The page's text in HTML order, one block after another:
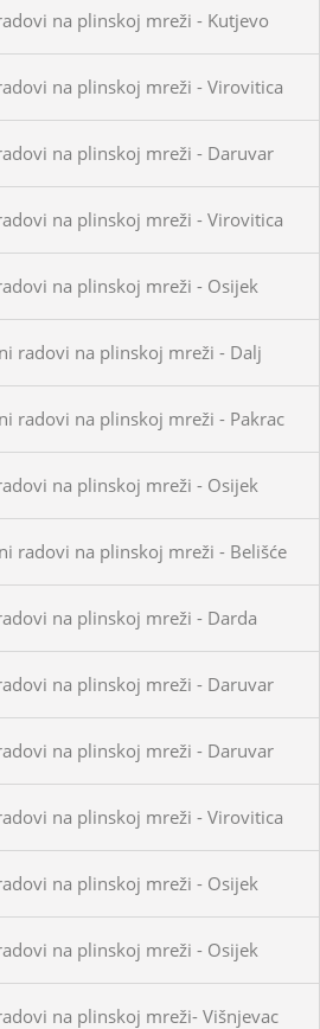
na plinskoj mreži - Kutjevo
na plinskoj mreži - Virovitica
na plinskoj mreži - Daruvar
na plinskoj mreži - Virovitica
na plinskoj mreži - Osijek
radovi na plinskoj mreži - Dalj
radovi na plinskoj mreži - Pakrac
na plinskoj mreži - Osijek
radovi na plinskoj mreži - Belišće
na plinskoj mreži - Darda
na plinskoj mreži - Daruvar
na plinskoj mreži - Daruvar
na plinskoj mreži - Virovitica
na plinskoj mreži - Osijek
na plinskoj mreži - Osijek
na plinskoj mreži- Višnjevac